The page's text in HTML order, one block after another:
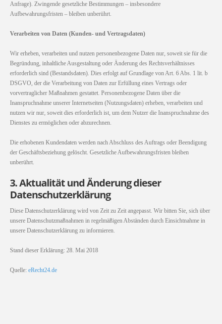
Anfrage). Zwingende gesetzliche Bestimmungen – insbesondere
Aufbewahrungsfristen – bleiben unberührt.
Verarbeiten von Daten (Kunden- und Vertragsdaten)
Wir erheben, verarbeiten und nutzen personenbezogene Daten nur, soweit sie für die
Begründung, inhaltliche Ausgestaltung oder Änderung des Rechtsverhältnisses
erforderlich sind (Bestandsdaten). Dies erfolgt auf Grundlage von Art. 6 Abs. 1 lit. b
DSGVO, der die Verarbeitung von Daten zur Erfüllung eines Vertrags oder
vorvertraglicher Maßnahmen gestattet. Personenbezogene Daten über die
Inanspruchnahme unserer Internetseiten (Nutzungsdaten) erheben, verarbeiten und
nutzen wir nur, soweit dies erforderlich ist, um dem Nutzer die Inanspruchnahme des
Dienstes zu ermöglichen oder abzurechnen.
Die erhobenen Kundendaten werden nach Abschluss des Auftrags oder Beendigung
der Geschäftsbeziehung gelöscht. Gesetzliche Aufbewahrungsfristen bleiben
unberührt.
3. Aktualität und Änderung dieser
Datenschutzerklärung
Diese Datenschutzerklärung wird von Zeit zu Zeit angepasst. Wir bitten Sie, sich über
unsere Datenschutzmaßnahmen in regelmäßigen Abständen durch Einsichtnahme in
unsere Datenschutzerklärung zu informieren.
Stand dieser Erklärung: 28. Mai 2018
Quelle: eRecht24.de